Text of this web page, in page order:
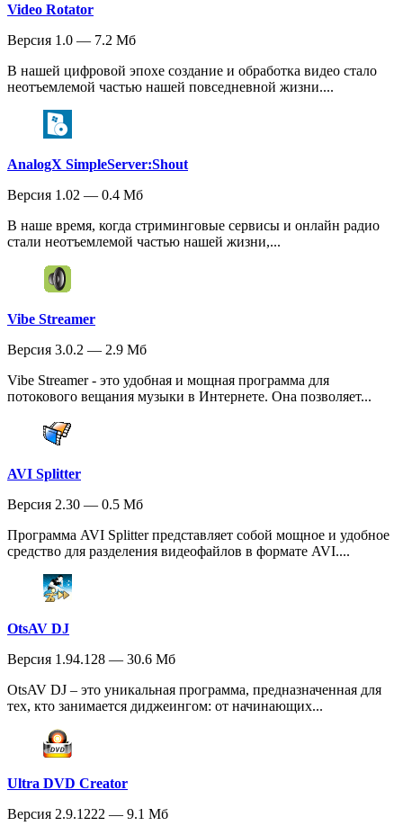
Video Rotator
Версия 1.0 — 7.2 Мб
В нашей цифровой эпохе создание и обработка видео стало
неотъемлемой частью нашей повседневной жизни....
AnalogX SimpleServer:Shout
Версия 1.02 — 0.4 Мб
В наше время, когда стриминговые сервисы и онлайн радио
стали неотъемлемой частью нашей жизни,...
Vibe Streamer
Версия 3.0.2 — 2.9 Мб
Vibe Streamer - это удобная и мощная программа для
потокового вещания музыки в Интернете. Она позволяет...
AVI Splitter
Версия 2.30 — 0.5 Мб
Программа AVI Splitter представляет собой мощное и удобное
средство для разделения видеофайлов в формате AVI....
OtsAV DJ
Версия 1.94.128 — 30.6 Мб
OtsAV DJ – это уникальная программа, предназначенная для
тех, кто занимается диджеингом: от начинающих...
Ultra DVD Creator
Версия 2.9.1222 — 9.1 Мб